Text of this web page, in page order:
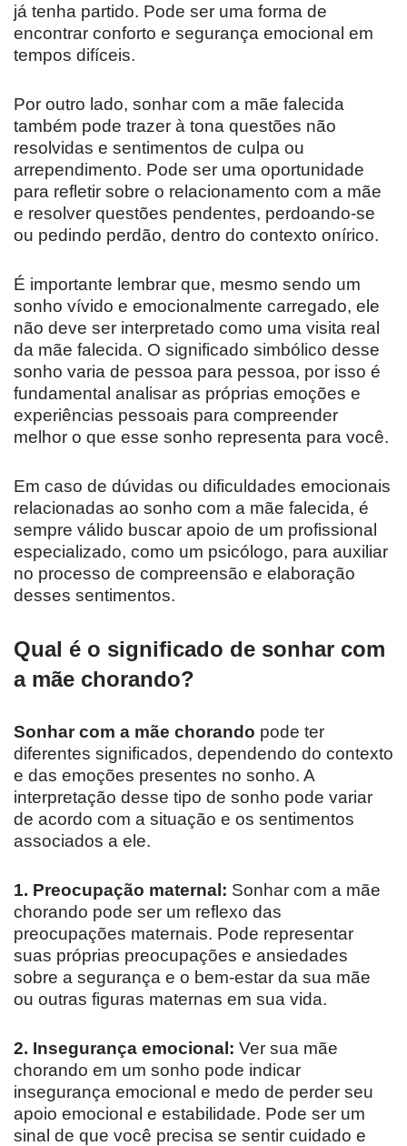
já tenha partido. Pode ser uma forma de
encontrar conforto e segurança emocional em
tempos difíceis.
Por outro lado, sonhar com a mãe falecida
também pode trazer à tona questões não
resolvidas e sentimentos de culpa ou
arrependimento. Pode ser uma oportunidade
para refletir sobre o relacionamento com a mãe
e resolver questões pendentes, perdoando-se
ou pedindo perdão, dentro do contexto onírico.
É importante lembrar que, mesmo sendo um
sonho vívido e emocionalmente carregado, ele
não deve ser interpretado como uma visita real
da mãe falecida. O significado simbólico desse
sonho varia de pessoa para pessoa, por isso é
fundamental analisar as próprias emoções e
experiências pessoais para compreender
melhor o que esse sonho representa para você.
Em caso de dúvidas ou dificuldades emocionais
relacionadas ao sonho com a mãe falecida, é
sempre válido buscar apoio de um profissional
especializado, como um psicólogo, para auxiliar
no processo de compreensão e elaboração
desses sentimentos.
Qual é o significado de sonhar com
a mãe chorando?
Sonhar com a mãe chorando pode ter
diferentes significados, dependendo do contexto
e das emoções presentes no sonho. A
interpretação desse tipo de sonho pode variar
de acordo com a situação e os sentimentos
associados a ele.
1. Preocupação maternal: Sonhar com a mãe
chorando pode ser um reflexo das
preocupações maternais. Pode representar
suas próprias preocupações e ansiedades
sobre a segurança e o bem-estar da sua mãe
ou outras figuras maternas em sua vida.
2. Insegurança emocional: Ver sua mãe
chorando em um sonho pode indicar
insegurança emocional e medo de perder seu
apoio emocional e estabilidade. Pode ser um
sinal de que você precisa se sentir cuidado e